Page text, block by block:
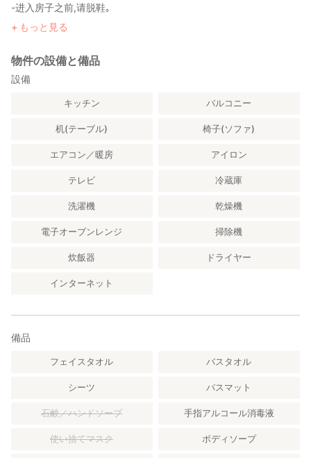
-进入房子之前,请脱鞋｡
-禁带宠物｡
-禁止抽烟｡
-尊重附近住户晚上九点后禁止大声喧闹或大声播放音乐｡
-请将垃圾依照可燃和不可燃来做分类｡
-请勿在厕所马筒里丢卫生纸以外的东西｡
-我们不对任何人身伤害或您的个人财产损失负责｡
CHECK-IN: any time after 3pm.
CHECK-OUT: any time up to 10am.
-No party or events.
-Please do not use or bring illegal drugs in the house.
-We may demand compensation in the case that items in
-For your safety, Please close the windows and lock the door
-We cannot be responsible or liable for any personal injuries or
もっと見る
物件の設備と備品
設備
キッチン バルコニー
机(テーブル) 椅子(ソファ)
エアコン／暖房 アイロン
テレビ 冷蔵庫
洗濯機 乾燥機
電子オーブンレンジ 掃除機
炊飯器 ドライヤー
インターネット
備品
フェイスタオル バスタオル
シーツ バスマット
石鹸／ハンドソープ 手指アルコール消毒液
使い捨てマスク ボディソープ